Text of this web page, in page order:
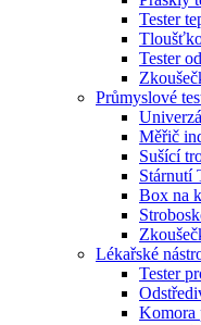
Tester
Tester
Průmyslové
Měřič
Sušící
Stárnutí
Box na
Lékařské
Tester
Komora